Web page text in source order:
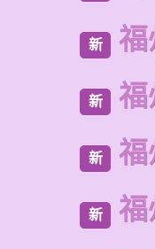
新 福
新 福
新 福
新 福